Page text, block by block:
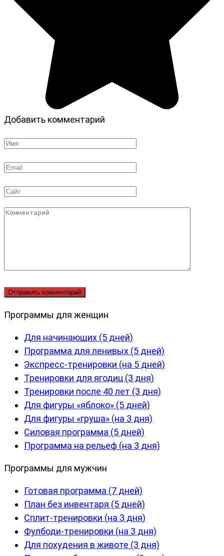
Добавить комментарий
Имя
Email
Сайт
Комментарий
Программы для женщин
Для начинающих (5 дней)
Программа для ленивых (5 дней)
Экспресс-тренировки (на 5 дней)
Тренировки для ягодиц (3 дня)
Тренировки после 40 лет (3 дня)
Для фигуры «яблоко» (5 дней)
Для фигуры «груша» (на 3 дня)
Силовая программа (5 дней)
Программа на рельеф (на 3 дня)
Программы для мужчин
Готовая программа (7 дней)
План без инвентаря (5 дней)
Сплит-тренировки (на 3 дня)
Фулбоди-тренировки (на 3 дня)
Для похудения в животе (3 дня)